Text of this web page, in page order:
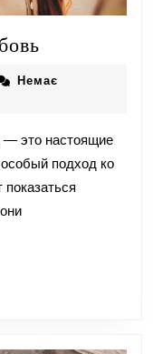
выражают
Немає
это настоящие
подход ко